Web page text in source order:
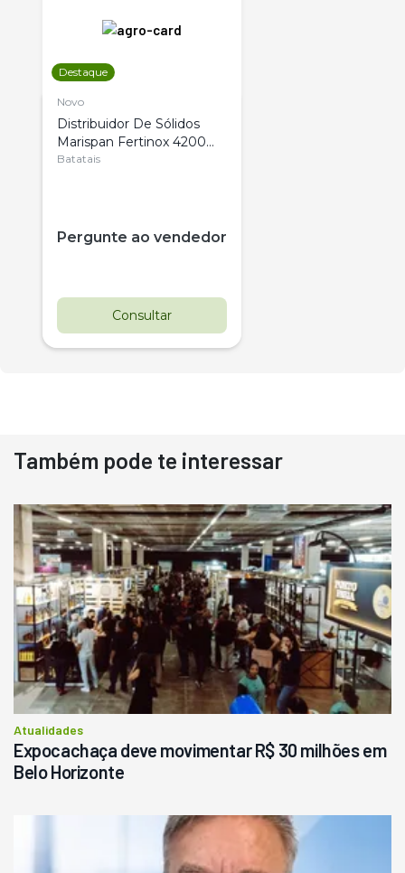
Destaque
Novo
Distribuidor De Sólidos
Marispan Fertinox 4200
Citrus
Batatais
Pergunte ao vendedor
Consultar
Destaque
Usado
Pá Carregadeira Cat 966
Ano 1987
Londrina
R$ 145.000
Consultar
Também pode te interessar
Atualidades
Expocachaça deve movimentar R$ 30 milhões em
Belo Horizonte